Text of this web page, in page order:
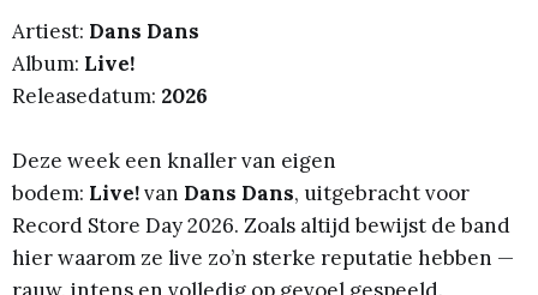
Artiest: Dans Dans
Album: Live!
Releasedatum: 2026
Deze week een knaller van eigen
bodem: Live!van Dans Dans, uitgebracht voor
Record Store Day 2026. Zoals altijd bewijst de band
hier waarom ze live zo’n sterke reputatie hebben —